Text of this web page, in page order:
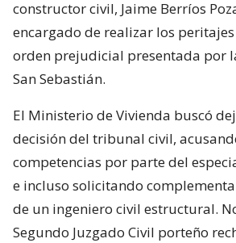
constructor civil, Jaime Berríos
encargado de realizar los
orden prejudicial presentada por
San Sebastián.
El Ministerio de Vivienda buscó
decisión del tribunal civil,
competencias por parte del
e incluso solicitando
de un ingeniero civil estructural.
Segundo Juzgado Civil porteño